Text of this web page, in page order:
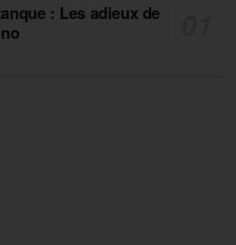
: Les adieux de